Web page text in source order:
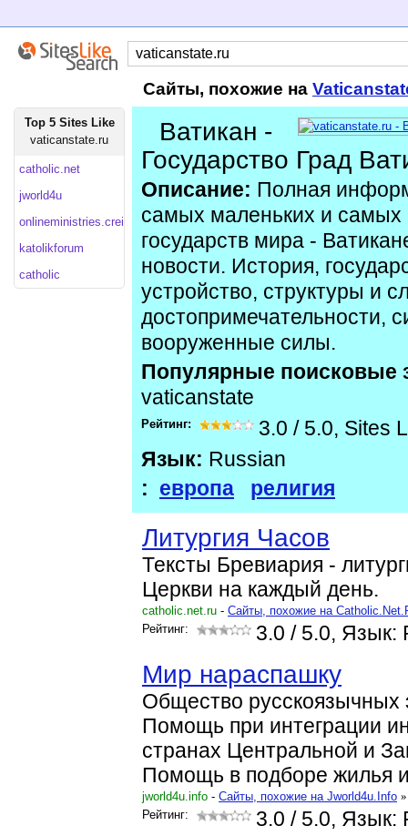
Сайты, похожие на
Top 5 Sites Like
vaticanstate.ru
catholic.net
jworld4u
onlineministries.creighton
katolikforum
catholic
Ватикан -
Государство Град
Описание: Полная
самых маленьких и самых
государств мира -
новости. История,
устройство, структуры и
достопримечательности,
вооруженные силы.
Популярные поисковые
vaticanstate
Рейтинг: 3.0 / 5.0, Sites
Язык: Russian
: европа религия
Литургия Часов
Тексты Бревиария -
Церкви на каждый день.
catholic.net.ru - Cайты, похожие на
Рейтинг:
3.0 / 5.0, Язык:
Мир нараспашку
Общество русскоязычных
Помощь при интеграции
странах Центральной и
Помощь в подборе жилья
jworld4u.info - Cайты, похожие на Jworld4u.Info »
Рейтинг:
3.0 / 5.0, Язык: